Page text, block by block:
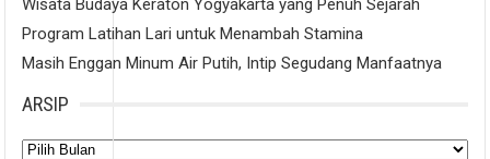
Wisata Budaya Keraton Yogyakarta yang Penuh Sejarah
Program Latihan Lari untuk Menambah Stamina
Masih Enggan Minum Air Putih, Intip Segudang Manfaatnya
ARSIP
Arsip